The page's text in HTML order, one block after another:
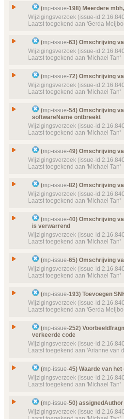
Details
Klik hier
Prioriteit
normaal
Object(en)
Doel van
23238
Details
Klik hier
Issue
Max dosering
mp-issue-8
Geannuleerd
Prioriteit
normaal
Object(en)
Doel van
Doel van
9121
Details
Klik hier
(mp-issue-198) Meerdere
Wijzigingsverzoek (issue-id
Laatst toegekend aan 'Gerda
Issue
Meerdere
mp-issue-198
Prioriteit
normaal
Object(en)
Doel van
Details
Klik hier
(mp-issue-63) Omschrijving
Wijzigingsverzoek (issue-id
Laatst toegekend aan 'Michael Tan'
Issue
Omschrijving
mp-issue-63
Prioriteit
normaal
Object(en)
Doel van
(mp-issue-72) Omschrijving
Wijzigingsverzoek (issue-id
Laatst toegekend aan 'Michael Tan'
Issue
Omschrijving
mp-issue-
Prioriteit
normaal
Object(en)
Doel van
(mp-issue-54) Omschrijving
softwareName ontbreekt
Wijzigingsverzoek (issue-id
Laatst toegekend aan 'Michael Tan'
Issue
Omschrijving
softwareName
mp-issue-54
Status
Prioriteit
normaal
(mp-issue-49) Omschrijving
Wijzigingsverzoek (issue-id
Laatst toegekend aan 'Michael Tan'
Issue
Omschrijving
mp-issue-49
Prioriteit
Object(en)
Doel van
CDAAuthorBody
(mp-issue-82) Omschrijving
Wijzigingsverzoek (issue-id
Laatst toegekend aan 'Michael Tan'
Issue
Omschrijving
Prioriteit
normaal
Object(en)
Doel van
(mp-issue-40) Omschrijving
is verwarrend
Wijzigingsverzoek (issue-id
Laatst toegekend aan 'Michael Tan'
Issue
Omschrijving
is verwarrend
mp-issue-40
Status
Prioriteit
normaal
(mp-issue-65) Omschrijving
Wijzigingsverzoek (issue-id
Laatst toegekend aan 'Michael Tan'
Issue
Omschrijving
mp-issue-65
Prioriteit
Object(en)
Doel van
15:46:54)
(mp-issue-193) Toevoegen
Wijzigingsverzoek (issue-id
Laatst toegekend aan 'Gerda
Issue
Toevoegen
Prioriteit
normaal
Details
Klik hier
(mp-issue-252)
verkeerde code
Wijzigingsverzoek (issue-id
Laatst toegekend aan 'Arianne van
Issue
verkeerde
mp-issue-252
Status
Prioriteit
normaal
(mp-issue-45) Waarde van
Wijzigingsverzoek (issue-id
Laatst toegekend aan 'Michael Tan'
Issue
Waarde van
mp-issue-45
(mp-issue-50)
Wijzigingsverzoek (issue-id